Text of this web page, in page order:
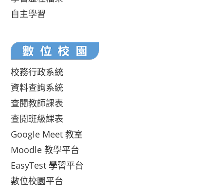
自主學習
校務行政系統
資料查詢系統
查閱教師課表
查閱班級課表
Google Meet 教室
Moodle 教學平台
EasyTest 學習平台
數位校園平台